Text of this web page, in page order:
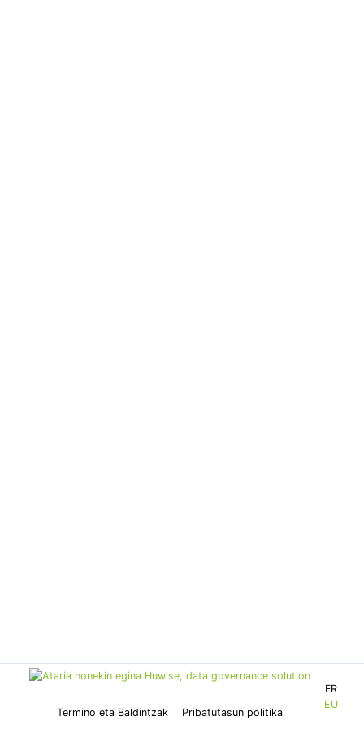
Termino eta Baldintzak Pribatutasun politika
FR
EU